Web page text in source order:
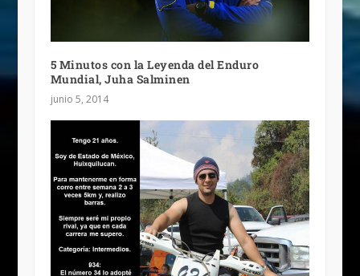
5 Minutos con la Leyenda del Enduro
Mundial, Juha Salminen
junio 5, 2014